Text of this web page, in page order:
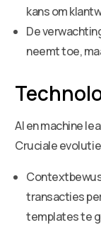
kans om
De
neemt toe,
AI en machine
Cruciale
transacties
templates te